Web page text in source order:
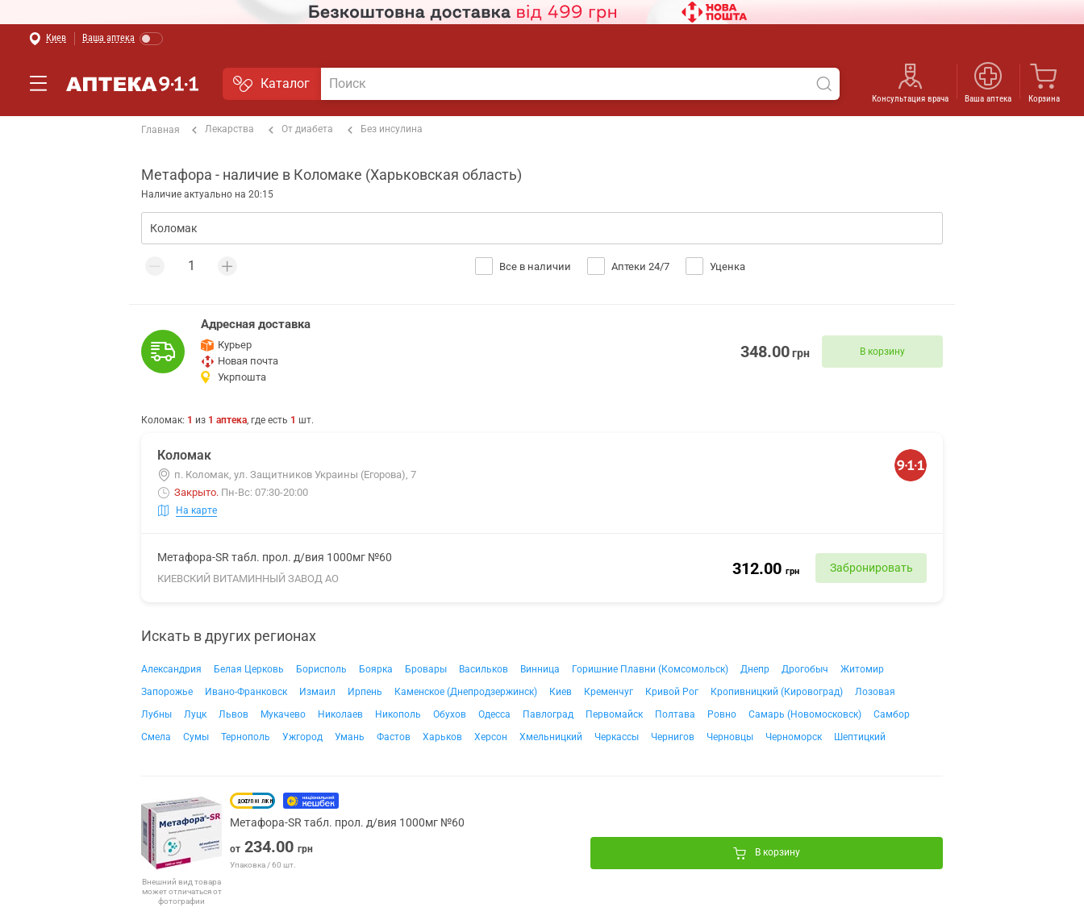
Киев Ваша аптека
Каталог
Консультация врача Ваша аптека Корзина
Главная Лекарства От диабета Без инсулина
Метафора - наличие в Коломаке (Харьковская область)
Наличие актуально на 20:15
Все в наличии Аптеки 24/7 Уценка
Адресная доставка
Курьер
Новая почта
Укрпошта
348.00грн В корзину
Коломак: 1 из 1 аптека, где есть 1 шт.
Коломак
п. Коломак, ул. Защитников Украины (Егорова), 7
Закрыто. Пн-Вс: 07:30-20:00
На карте
Метафора-SR табл. прол. д/вия 1000мг №60
КИЕВСКИЙ ВИТАМИННЫЙ ЗАВОД АО
312.00 грн Забронировать
Искать в других регионах
Александрия Белая Церковь Борисполь Боярка Бровары Васильков Винница Горишние Плавни (Комсомольск) Днепр Дрогобыч
Житомир
Запорожье
Ивано-Франковск Измаил Ирпень Каменское (Днепродзержинск) Киев Кременчуг Кривой Рог Кропивницкий (Кировоград)
Лозовая
Лубны
Луцк Львов Мукачево Николаев Никополь Обухов Одесса Павлоград Первомайск Полтава Ровно Самарь (Новомосковск)
Самбор
Смела
Сумы Тернополь Ужгород Умань Фастов Харьков Херсон Хмельницкий Черкассы Чернигов Черновцы Черноморск Шептицкий
Внешний вид товара
может отличаться от
фотографии
Метафора-SR табл. прол. д/вия 1000мг №60
от 234.00 грн
Упаковка / 60 шт.
В корзину